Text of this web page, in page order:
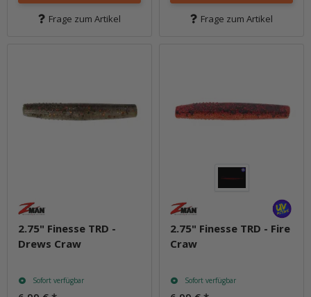
Frage zum Artikel Frage zum Artikel
2.75" Finesse TRD -
Drews Craw
Sofort verfügbar
2.75" Finesse TRD - Fire
Craw
Sofort verfügbar